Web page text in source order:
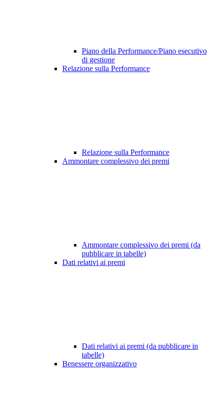
Piano della Performance/Piano esecutivo
di gestione
Relazione sulla Performance
Relazione sulla Performance
Ammontare complessivo dei premi
Ammontare complessivo dei premi (da
pubblicare in tabelle)
Dati relativi ai premi
Dati relativi ai premi (da pubblicare in
tabelle)
Benessere organizzativo